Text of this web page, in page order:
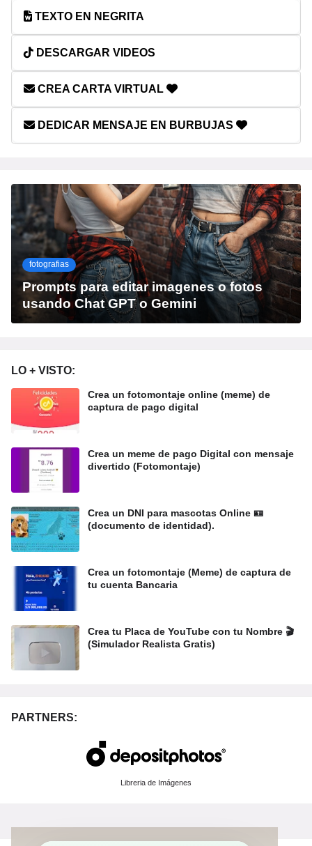
TEXTO EN NEGRITA
DESCARGAR VIDEOS
CREA CARTA VIRTUAL
DEDICAR MENSAJE EN BURBUJAS
fotografias
Prompts para editar imagenes o fotos
usando Chat GPT o Gemini
LO + VISTO:
Crea un fotomontaje online (meme) de
captura de pago digital
Crea un meme de pago Digital con mensaje
divertido (Fotomontaje)
Crea un DNI para mascotas Online 🪪
(documento de identidad).
Crea un fotomontaje (Meme) de captura de
tu cuenta Bancaria
Crea tu Placa de YouTube con tu Nombre 🎬
(Simulador Realista Gratis)
PARTNERS:
Libreria de Imágenes